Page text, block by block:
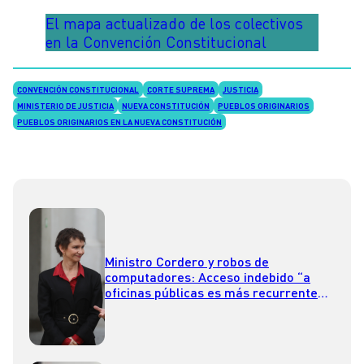
El mapa actualizado de los colectivos
en la Convención Constitucional
CONVENCIÓN CONSTITUCIONAL CORTE SUPREMA
JUSTICIA
MINISTERIO DE JUSTICIA
NUEVA CONSTITUCIÓN
PUEBLOS ORIGINARIOS
PUEBLOS ORIGINARIOS EN LA NUEVA CONSTITUCIÓN
Ministro Cordero y robos de
computadores: Acceso indebido “a
oficinas públicas es más recurrente